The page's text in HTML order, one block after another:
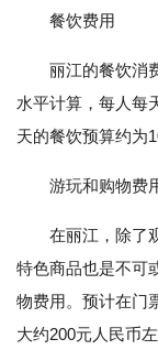
餐饮费用
丽江的餐饮消
水平计算，每人每
天的餐饮预算约为
游玩和购物费
在丽江，除了
特色商品也是不可
物费用。预计在门
大约200元人民币